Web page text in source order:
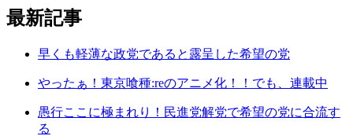
最新記事
早くも軽薄な政党であると露呈した希望の党
やったぁ！東京喰種:reのアニメ化！！でも、連載中
愚行ここに極まれり！民進党解党で希望の党に合流す
る